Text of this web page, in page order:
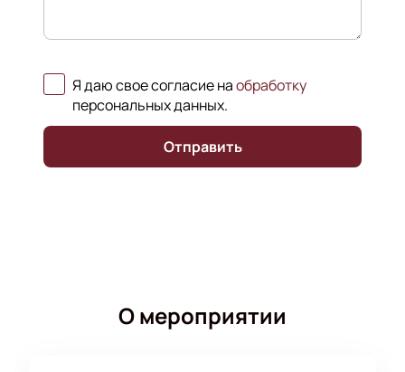
Я даю свое согласие наобработку
персональных данных.
Отправить
О мероприятии